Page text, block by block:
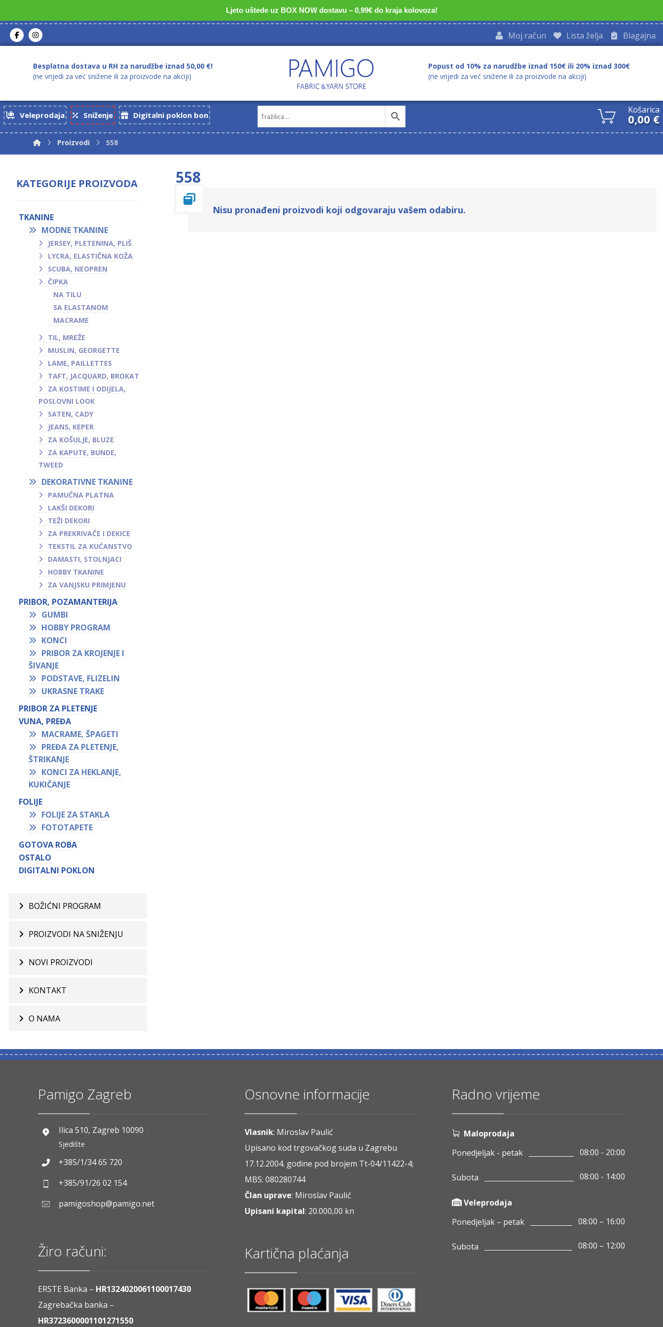
Ljeto uštede uz BOX NOW dostavu – 0,99€ do kraja kolovoza!
Blagajna
Lista želja
Moj račun
Besplatna dostava u RH za narudžbe iznad 50,00 €!
(ne vrijedi za već snižene ili za proizvode na akciji)
Popust od 10% za narudžbe iznad 150€ ili 20% iznad 300€
(ne vrijedi za već snižene ili za proizvode na akciji)
Veleprodaja Sniženje Digitalni poklon bon Košarica
0,00 €
Proizvodi 558
558
Nisu pronađeni proizvodi koji odgovaraju vašem odabiru.
KATEGORIJE PROIZVODA
TKANINE
MODNE TKANINE
JERSEY, PLETENINA, PLIŠ
LYCRA, ELASTIČNA KOŽA
SCUBA, NEOPREN
ČIPKA
NA TILU
SA ELASTANOM
MACRAME
TIL, MREŽE
MUSLIN, GEORGETTE
LAME, PAILLETTES
TAFT, JACQUARD, BROKAT
ZA KOSTIME I ODIJELA,
POSLOVNI LOOK
SATEN, CADY
JEANS, KEPER
ZA KOŠULJE, BLUZE
ZA KAPUTE, BUNDE,
TWEED
DEKORATIVNE TKANINE
PAMUČNA PLATNA
LAKŠI DEKORI
TEŽI DEKORI
ZA PREKRIVAČE I DEKICE
TEKSTIL ZA KUĆANSTVO
DAMASTI, STOLNJACI
HOBBY TKANINE
ZA VANJSKU PRIMJENU
PRIBOR, POZAMANTERIJA
GUMBI
HOBBY PROGRAM
KONCI
PRIBOR ZA KROJENJE I
ŠIVANJE
PODSTAVE, FLIZELIN
UKRASNE TRAKE
PRIBOR ZA PLETENJE
VUNA, PREĐA
MACRAME, ŠPAGETI
PREĐA ZA PLETENJE,
ŠTRIKANJE
KONCI ZA HEKLANJE,
KUKIČANJE
FOLIJE
FOLIJE ZA STAKLA
FOTOTAPETE
GOTOVA ROBA
OSTALO
DIGITALNI POKLON
BOŽIĆNI PROGRAM
PROIZVODI NA SNIŽENJU
NOVI PROIZVODI
KONTAKT
O NAMA
Pamigo Zagreb
Ilica 510, Zagreb 10090
Sjedište
+385/1/34 65 720
+385/91/26 02 154
pamigoshop@pamigo.net
Žiro računi:
ERSTE Banka – HR1324020061100017430
Zagrebačka banka –
HR3723600001101271550
Osnovne informacije
Vlasnik: Miroslav Paulić
Upisano kod trgovačkog suda u Zagrebu
17.12.2004. godine pod brojem Tt-04/11422-4;
MBS: 080280744
Član uprave: Miroslav Paulić
Upisani kapital: 20.000,00 kn
Kartična plaćanja
Radno vrijeme
Maloprodaja
Ponedjeljak - petak
08:00 - 20:00
Subota 08:00 - 14:00
Veleprodaja
Ponedjeljak – petak
08:00 – 16:00
Subota 08:00 – 12:00